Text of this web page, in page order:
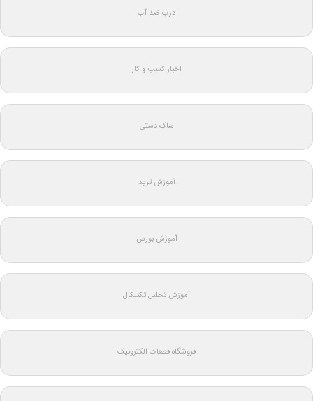
درب ضد آب
اخبار کسب و کار
ساک دستی
آموزش ترید
آموزش بورس
آموزش تحلیل تکنیکال
فروشگاه قطعات الکترونیک